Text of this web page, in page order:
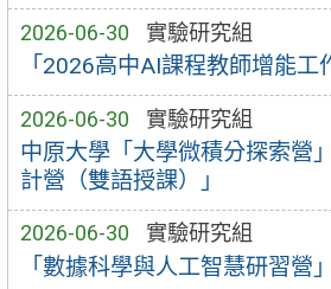
2026-06-30 實驗研究組
「2026高中AI課程教師增能工
2026-06-30 實驗研究組
中原大學「大學微積分探索營
計營（雙語授課）」
2026-06-30 實驗研究組
「數據科學與人工智慧研習營」